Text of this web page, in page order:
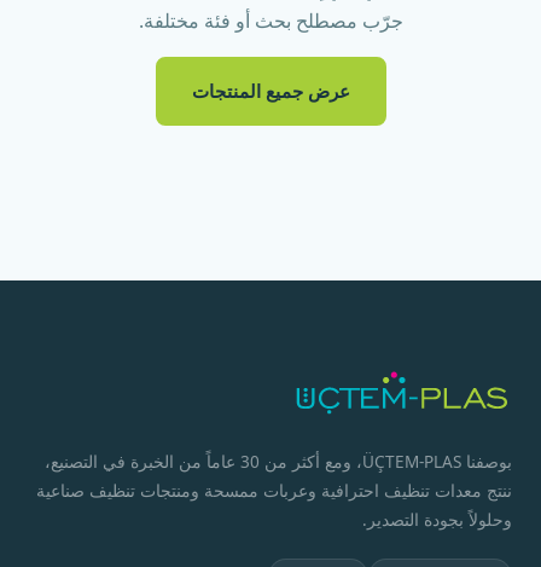
جرّب مصطلح بحث أو فئة مختلفة.
عرض جميع المنتجات
بوصفنا ÜÇTEM-PLAS، ومع أكثر من 30 عاماً من الخبرة في التصنيع،
ننتج معدات تنظيف احترافية وعربات ممسحة ومنتجات تنظيف صناعية
وحلولاً بجودة التصدير.